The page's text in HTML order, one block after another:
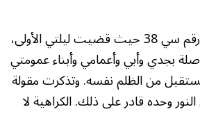
يصف مهداوي وضعه وشعوره في السجن فيقول: “في الزنزانة رقم سي 38 حيث قضيت ليلتي الأولى،
بجدي وأبي وأعمامي وأبناء عمومتي
من الظلم نفسه. وتذكرت مقولة
وحده قادر على ذلك. الكراهية لا